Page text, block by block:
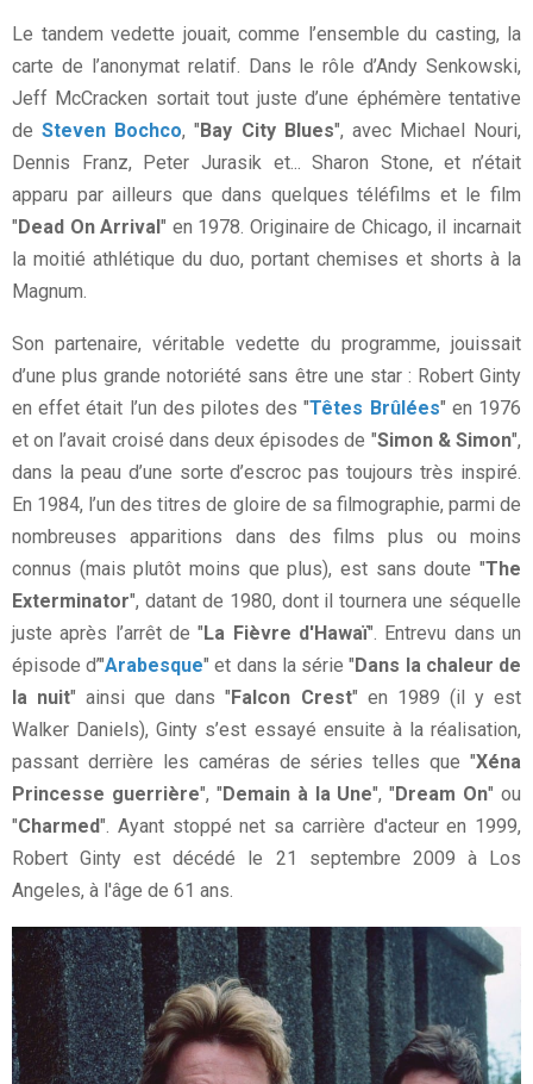
Le tandem vedette jouait, comme l’ensemble du casting, la
carte de l’anonymat relatif. Dans le rôle d’Andy Senkowski,
Jeff McCracken sortait tout juste d’une éphémère tentative
deSteven Bochco, "Bay City Blues", avec Michael Nouri,
Dennis Franz, Peter Jurasik et... Sharon Stone, et n’était
apparu par ailleurs que dans quelques téléfilms et le film
"Dead On Arrival" en 1978. Originaire de Chicago, il incarnait
la moitié athlétique du duo, portant chemises et shorts à la
Magnum.
Son partenaire, véritable vedette du programme, jouissait
d’une plus grande notoriété sans être une star : Robert Ginty
en effet était l’un des pilotes des "Têtes Brûlées" en 1976
et on l’avait croisé dans deux épisodes de "Simon & Simon",
dans la peau d’une sorte d’escroc pas toujours très inspiré.
En 1984, l’un des titres de gloire de sa filmographie, parmi de
nombreuses apparitions dans des films plus ou moins
connus (mais plutôt moins que plus), est sans doute "The
Exterminator", datant de 1980, dont il tournera une séquelle
juste après l’arrêt de "La Fièvre d'Hawaï". Entrevu dans un
épisode d’"Arabesque" et dans la série "Dans la chaleur de
la nuit" ainsi que dans "Falcon Crest" en 1989 (il y est
Walker Daniels), Ginty s’est essayé ensuite à la réalisation,
passant derrière les caméras de séries telles que "Xéna
Princesse guerrière", "Demain à la Une", "Dream On" ou
"Charmed". Ayant stoppé net sa carrière d'acteur en 1999,
Robert Ginty est décédé le 21 septembre 2009 à Los
Angeles, à l'âge de 61 ans.